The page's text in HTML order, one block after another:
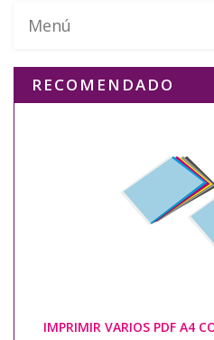
Menú
RECOMENDADO
IMPRIMIR VARIOS PDF A4